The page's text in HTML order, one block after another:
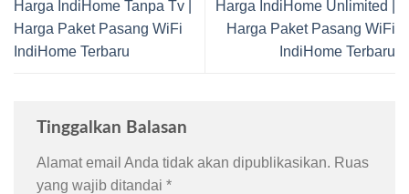
Harga IndiHome Tanpa Tv |
Harga Paket Pasang WiFi
IndiHome Terbaru
Harga IndiHome Unlimited |
Harga Paket Pasang WiFi
IndiHome Terbaru
Tinggalkan Balasan
Alamat email Anda tidak akan dipublikasikan. Ruas
yang wajib ditandai *